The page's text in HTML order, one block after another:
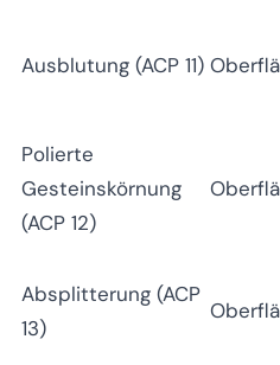
Ausblutung (ACP 11)
Polierte
Gesteinskörnung
(ACP 12)
Absplitterung (ACP
13)